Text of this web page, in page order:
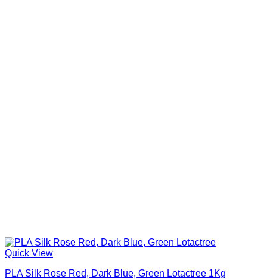
Quick View
PLA Silk Rose Red, Dark Blue, Green Lotactree 1Kg